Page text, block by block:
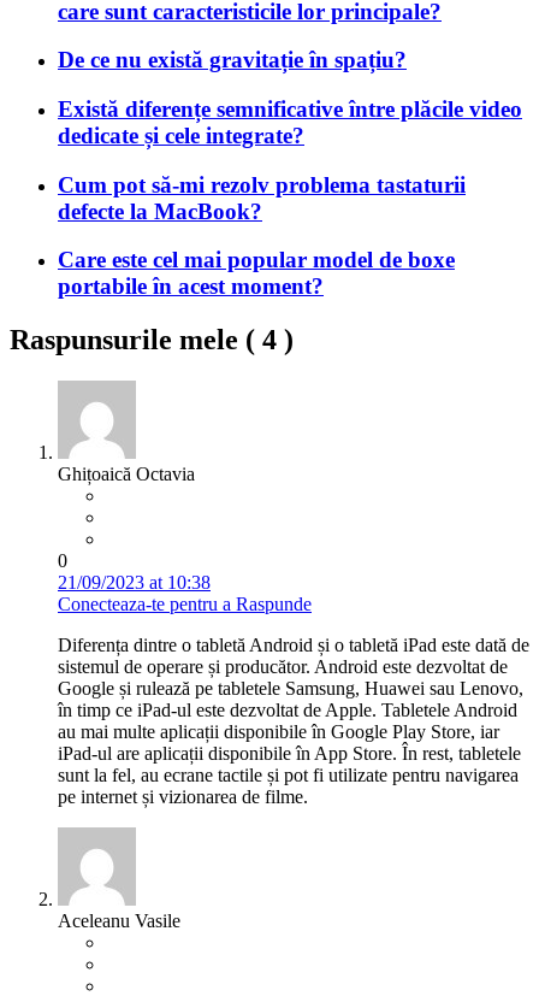
care sunt caracteristicile lor principale?
De ce nu există gravitație în spațiu?
Există diferențe semnificative între plăcile video
dedicate și cele integrate?
Cum pot să-mi rezolv problema tastaturii
defecte la MacBook?
Care este cel mai popular model de boxe
portabile în acest moment?
Raspunsurile mele ( 4 )
Ghițoaică Octavia
0
21/09/2023 at 10:38
Conecteaza-te pentru a Raspunde
Diferența dintre o tabletă Android și o tabletă iPad este dată de
sistemul de operare și producător. Android este dezvoltat de
Google și rulează pe tabletele Samsung, Huawei sau Lenovo,
în timp ce iPad-ul este dezvoltat de Apple. Tabletele Android
au mai multe aplicații disponibile în Google Play Store, iar
iPad-ul are aplicații disponibile în App Store. În rest, tabletele
sunt la fel, au ecrane tactile și pot fi utilizate pentru navigarea
pe internet și vizionarea de filme.
Aceleanu Vasile